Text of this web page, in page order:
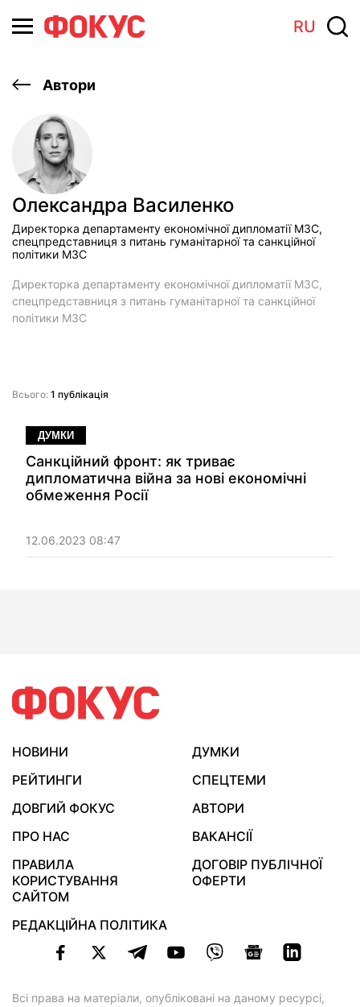
RU
Автори
Олександра Василенко
Директорка департаменту економічної дипломатії МЗС,
спецпредставниця з питань гуманітарної та санкційної
політики МЗС
Директорка департаменту економічної дипломатії МЗС,
спецпредставниця з питань гуманітарної та санкційної
політики МЗС
Всього: 1 публікація
ДУМКИ
Санкційний фронт: як триває
дипломатична війна за нові економічні
обмеження Росії
12.06.2023 08:47
НОВИНИ
ДУМКИ
РЕЙТИНГИ
СПЕЦТЕМИ
ДОВГИЙ ФОКУС
АВТОРИ
ПРО НАС
ВАКАНСІЇ
ПРАВИЛА
КОРИСТУВАННЯ
САЙТОМ
ДОГОВІР ПУБЛІЧНОЇ
ОФЕРТИ
РЕДАКЦІЙНА ПОЛІТИКА
Всі права на матеріали, опубліковані на даному ресурсі,